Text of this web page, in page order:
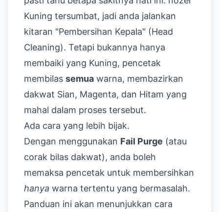
Kuning tersumbat, jadi anda jalankan
kitaran "Pembersihan Kepala" (Head
Cleaning). Tetapi bukannya hanya
membaiki yang Kuning, pencetak
membilas semua warna, membazirkan
dakwat Sian, Magenta, dan Hitam yang
mahal dalam proses tersebut.
Ada cara yang lebih bijak.
Dengan menggunakan Fail Purge (atau
corak bilas dakwat), anda boleh
memaksa pencetak untuk membersihkan
hanya warna tertentu yang bermasalah.
Panduan ini akan menunjukkan cara